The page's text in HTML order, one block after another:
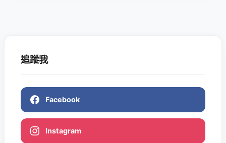
追蹤我
Facebook
Instagram